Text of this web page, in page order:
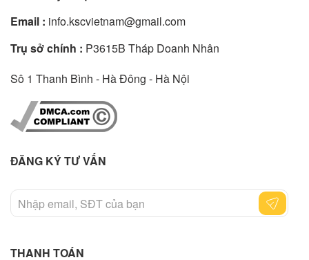
Email : info.kscvietnam@gmail.com
Trụ sở chính : P3615B Tháp Doanh Nhân
Sô 1 Thanh Bình - Hà Đông - Hà Nội
ĐĂNG KÝ TƯ VẤN
THANH TOÁN